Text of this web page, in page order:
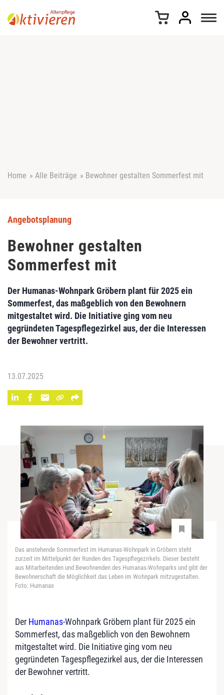
Home » Alle Beiträge » Bewohner gestalten Sommerfest mit
Angebotsplanung
Bewohner gestalten
Sommerfest mit
Der Humanas-Wohnpark Gröbern plant für 2025 ein
Sommerfest, das maßgeblich von den Bewohnern
mitgestaltet wird. Die Initiative ging vom neu
gegründeten Tagespflegezirkel aus, der die Interessen
der Bewohner vertritt.
13.07.2025
Das anstehende Sommerfest im Humanas-Wohnpark in Gröbern steht
zurzeit im Mittelpunkt der Runden des Tagespflegezirkels. Dieser besteht
aus Mitarbeitenden und Bewohnenden des Humanas-Wohnparks und gibt der
Bewohnerschaft die Möglichkeit das Leben im Wohnpark mitzugestalten.
Foto: Humanas
Der Humanas-Wohnpark Gröbern plant für 2025 ein
Sommerfest, das maßgeblich von den Bewohnern
mitgestaltet wird. Die Initiative ging vom neu
gegründeten Tagespflegezirkel aus, der die Interessen
der Bewohner vertritt.